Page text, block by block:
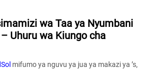
wa Taa ya Nyumbani
Uhuru wa Kiungo cha
mifumo ya nguvu ya jua ya makazi ya ’s,